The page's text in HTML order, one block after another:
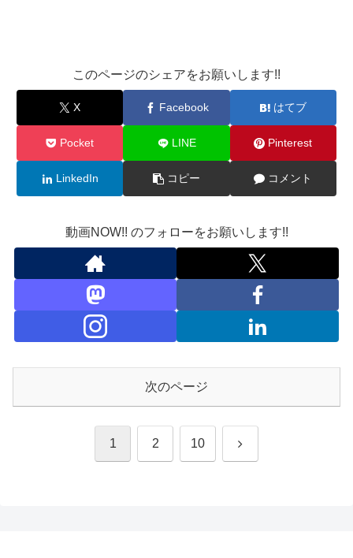
このページのシェアをお願いします!!
X Facebook はてブ
Pocket LINE Pinterest
LinkedIn コピー コメント
動画NOW!! のフォローをお願いします!!
次のページ
1 2 10 次